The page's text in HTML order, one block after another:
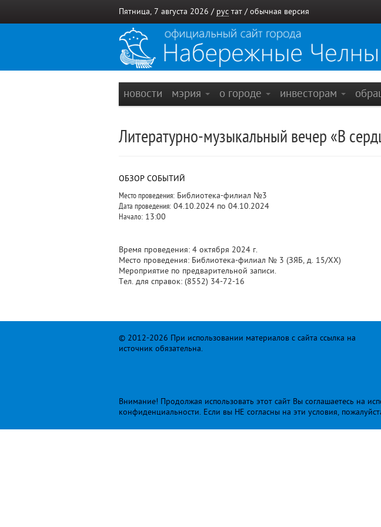
Пятница, 7 августа 2026 / рус тат / обычная версия
новости мэрия о городе инвесторам
Литературно-музыкальный вечер «В
ОБЗОР СОБЫТИЙ
Место проведения: Библиотека-филиал №3
Дата проведения: 04.10.2024 по 04.10.2024
Начало: 13:00
Время проведения: 4 октября 2024 г.
Место проведения: Библиотека-филиал № 3 (ЗЯБ, д. 15/XX)
Мероприятие по предварительной записи.
Тел. для справок: (8552) 34-72-16
© 2012-2026 При использовании материалов с сайта ссылка на
источник обязательна.
Внимание! Продолжая использовать этот сайт Вы соглашаетесь на
конфиденциальности. Если вы НЕ согласны на эти условия,